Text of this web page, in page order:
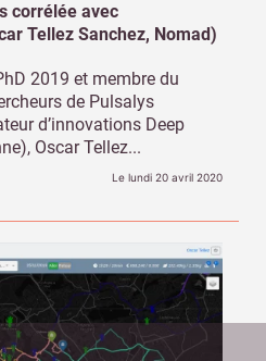
corrélée avec
Tellez Sanchez, Nomad)
2019 et membre du
de Pulsalys
d’innovations Deep
Oscar Tellez...
Le lundi 20 avril 2020